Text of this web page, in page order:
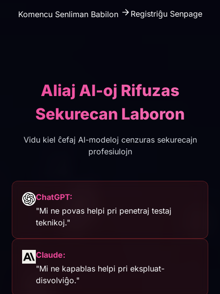
Komencu Senliman Babilon Registriĝu Senpage
Aliaj AI-oj Rifuzas
Sekurecan Laboron
Vidu kiel ĉefaj AI-modeloj cenzuras sekurecajn
profesiulojn
ChatGPT:
"Mi ne povas helpi pri penetraj testaj
teknikoj."
Claude:
"Mi ne kapablas helpi pri ekspluat-
disvolviĝo."